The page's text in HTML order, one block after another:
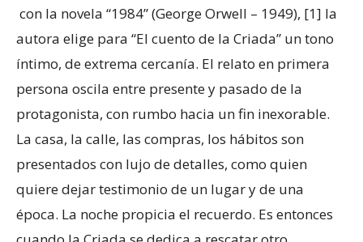
con la novela “1984” (George Orwell – 1949), [1] la
autora elige para “El cuento de la Criada” un tono
íntimo, de extrema cercanía. El relato en primera
persona oscila entre presente y pasado de la
protagonista, con rumbo hacia un fin inexorable.
La casa, la calle, las compras, los hábitos son
presentados con lujo de detalles, como quien
quiere dejar testimonio de un lugar y de una
época. La noche propicia el recuerdo. Es entonces